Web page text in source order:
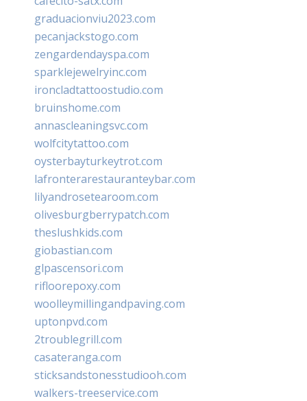
graduacionviu2023.com
pecanjackstogo.com
zengardendayspa.com
sparklejewelryinc.com
ironcladtattoostudio.com
bruinshome.com
annascleaningsvc.com
wolfcitytattoo.com
oysterbayturkeytrot.com
lafronterarestauranteybar.com
lilyandrosetearoom.com
olivesburgberrypatch.com
theslushkids.com
giobastian.com
glpascensori.com
rifloorepoxy.com
woolleymillingandpaving.com
uptonpvd.com
2troublegrill.com
casateranga.com
sticksandstonesstudiooh.com
walkers-treeservice.com